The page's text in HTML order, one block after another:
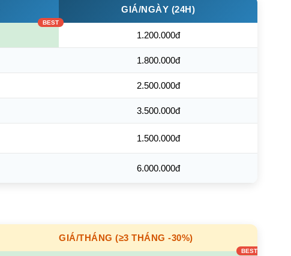
GIÁ/NGÀY (24H)
1.200.000đ
1.800.000đ
2.500.000đ
3.500.000đ
1.500.000đ
6.000.000đ
GIÁ/THÁNG (≥3 THÁNG -30%)